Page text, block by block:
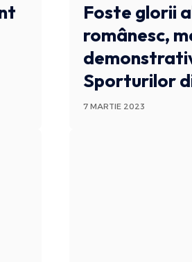
Foste glorii
românesc,
Sporturilor
7 MARTIE 2023